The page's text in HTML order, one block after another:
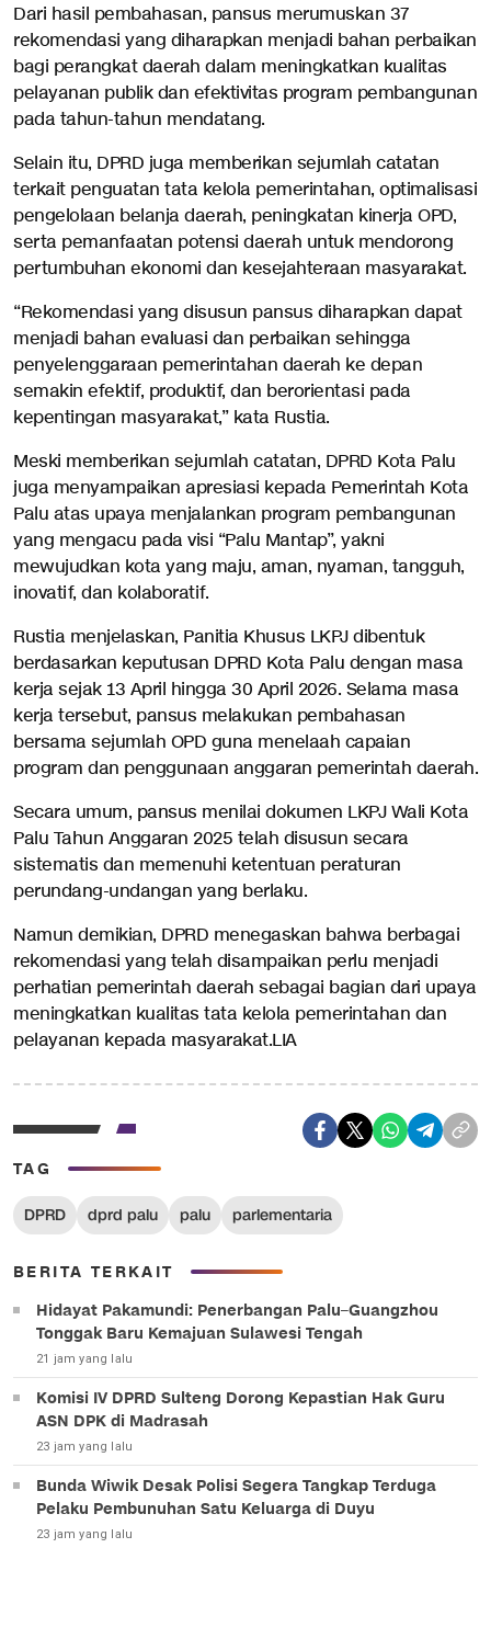
Dari hasil pembahasan, pansus merumuskan 37
rekomendasi yang diharapkan menjadi bahan perbaikan
bagi perangkat daerah dalam meningkatkan kualitas
pelayanan publik dan efektivitas program pembangunan
pada tahun-tahun mendatang.
Selain itu, DPRD juga memberikan sejumlah catatan
terkait penguatan tata kelola pemerintahan, optimalisasi
pengelolaan belanja daerah, peningkatan kinerja OPD,
serta pemanfaatan potensi daerah untuk mendorong
pertumbuhan ekonomi dan kesejahteraan masyarakat.
“Rekomendasi yang disusun pansus diharapkan dapat
menjadi bahan evaluasi dan perbaikan sehingga
penyelenggaraan pemerintahan daerah ke depan
semakin efektif, produktif, dan berorientasi pada
kepentingan masyarakat,” kata Rustia.
Meski memberikan sejumlah catatan, DPRD Kota Palu
juga menyampaikan apresiasi kepada Pemerintah Kota
Palu atas upaya menjalankan program pembangunan
yang mengacu pada visi “Palu Mantap”, yakni
mewujudkan kota yang maju, aman, nyaman, tangguh,
inovatif, dan kolaboratif.
Rustia menjelaskan, Panitia Khusus LKPJ dibentuk
berdasarkan keputusan DPRD Kota Palu dengan masa
kerja sejak 13 April hingga 30 April 2026. Selama masa
kerja tersebut, pansus melakukan pembahasan
bersama sejumlah OPD guna menelaah capaian
program dan penggunaan anggaran pemerintah daerah.
Secara umum, pansus menilai dokumen LKPJ Wali Kota
Palu Tahun Anggaran 2025 telah disusun secara
sistematis dan memenuhi ketentuan peraturan
perundang-undangan yang berlaku.
Namun demikian, DPRD menegaskan bahwa berbagai
rekomendasi yang telah disampaikan perlu menjadi
perhatian pemerintah daerah sebagai bagian dari upaya
meningkatkan kualitas tata kelola pemerintahan dan
pelayanan kepada masyarakat.LIA
TAG
DPRD dprd palu palu parlementaria
BERITA TERKAIT
Hidayat Pakamundi: Penerbangan Palu–Guangzhou
Tonggak Baru Kemajuan Sulawesi Tengah
21 jam yang lalu
Komisi IV DPRD Sulteng Dorong Kepastian Hak Guru
ASN DPK di Madrasah
23 jam yang lalu
Bunda Wiwik Desak Polisi Segera Tangkap Terduga
Pelaku Pembunuhan Satu Keluarga di Duyu
23 jam yang lalu